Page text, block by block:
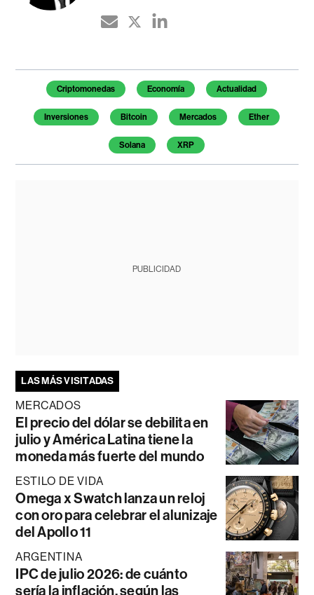
Temas de este artículo
Criptomonedas Economía Actualidad
Inversiones Bitcoin Mercados Ether
Solana XRP
PUBLICIDAD
LAS MÁS VISITADAS
MERCADOS
El precio del dólar se debilita en
julio y América Latina tiene la
moneda más fuerte del mundo
ESTILO DE VIDA
Omega x Swatch lanza un reloj
con oro para celebrar el alunizaje
del Apollo 11
ARGENTINA
IPC de julio 2026: de cuánto
sería la inflación, según las